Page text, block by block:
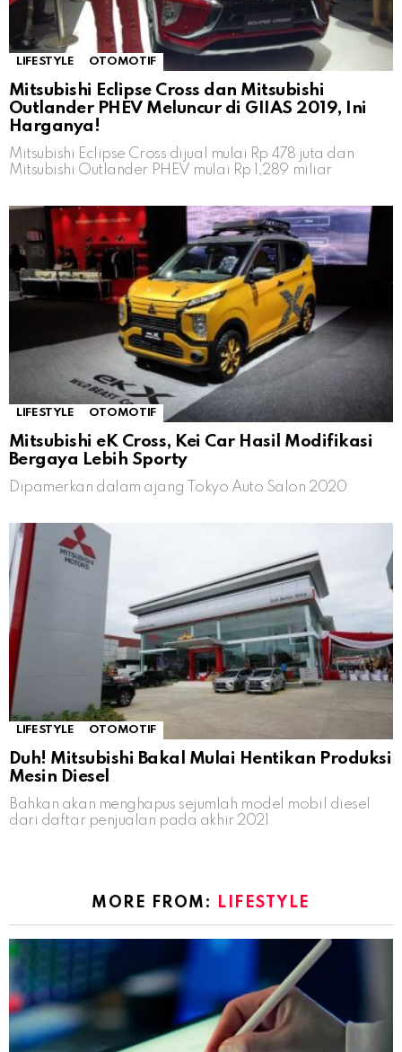
LIFESTYLE OTOMOTIF
Mitsubishi Eclipse Cross dan Mitsubishi
Outlander PHEV Meluncur di GIIAS 2019, Ini
Harganya!
Mitsubishi Eclipse Cross dijual mulai Rp 478 juta dan
Mitsubishi Outlander PHEV mulai Rp 1,289 miliar
LIFESTYLE OTOMOTIF
Mitsubishi eK Cross, Kei Car Hasil Modifikasi
Bergaya Lebih Sporty
Dipamerkan dalam ajang Tokyo Auto Salon 2020
LIFESTYLE OTOMOTIF
Duh! Mitsubishi Bakal Mulai Hentikan Produksi
Mesin Diesel
Bahkan akan menghapus sejumlah model mobil diesel
dari daftar penjualan pada akhir 2021
MORE FROM: LIFESTYLE